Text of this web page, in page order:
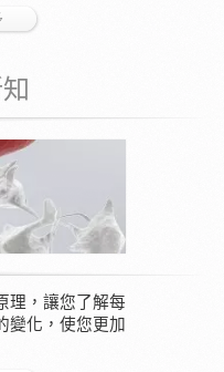
理，讓您了解每
變化，使您更加